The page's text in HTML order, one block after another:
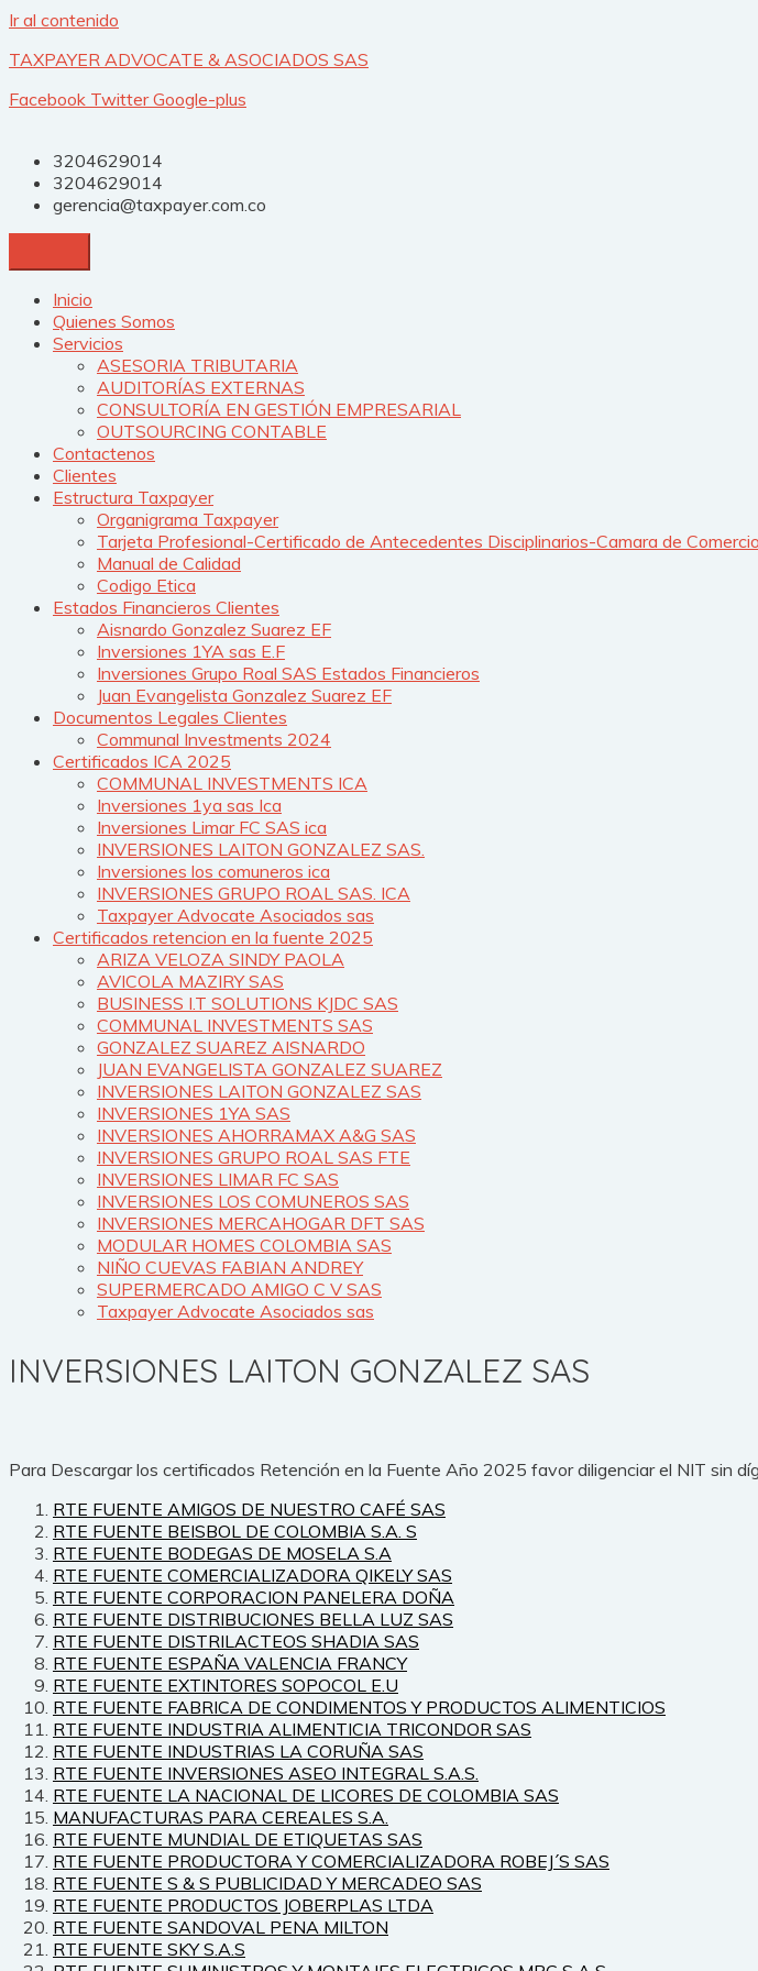
Ir al contenido
TAXPAYER ADVOCATE & ASOCIADOS SAS
Facebook Twitter Google-plus
3204629014
3204629014
gerencia@taxpayer.com.co
Inicio
Quienes Somos
Servicios
ASESORIA TRIBUTARIA
AUDITORÍAS EXTERNAS
CONSULTORÍA EN GESTIÓN EMPRESARIAL
OUTSOURCING CONTABLE
Contactenos
Clientes
Estructura Taxpayer
Organigrama Taxpayer
Tarjeta Profesional-Certificado de Antecedentes Disciplinarios-Camara de Comercio
Manual de Calidad
Codigo Etica
Estados Financieros Clientes
Aisnardo Gonzalez Suarez EF
Inversiones 1YA sas E.F
Inversiones Grupo Roal SAS Estados Financieros
Juan Evangelista Gonzalez Suarez EF
Documentos Legales Clientes
Communal Investments 2024
Certificados ICA 2025
COMMUNAL INVESTMENTS ICA
Inversiones 1ya sas Ica
Inversiones Limar FC SAS ica
INVERSIONES LAITON GONZALEZ SAS.
Inversiones los comuneros ica
INVERSIONES GRUPO ROAL SAS. ICA
Taxpayer Advocate Asociados sas
Certificados retencion en la fuente 2025
ARIZA VELOZA SINDY PAOLA
AVICOLA MAZIRY SAS
BUSINESS I.T SOLUTIONS KJDC SAS
COMMUNAL INVESTMENTS SAS
GONZALEZ SUAREZ AISNARDO
JUAN EVANGELISTA GONZALEZ SUAREZ
INVERSIONES LAITON GONZALEZ SAS
INVERSIONES 1YA SAS
INVERSIONES AHORRAMAX A&G SAS
INVERSIONES GRUPO ROAL SAS FTE
INVERSIONES LIMAR FC SAS
INVERSIONES LOS COMUNEROS SAS
INVERSIONES MERCAHOGAR DFT SAS
MODULAR HOMES COLOMBIA SAS
NIÑO CUEVAS FABIAN ANDREY
SUPERMERCADO AMIGO C V SAS
Taxpayer Advocate Asociados sas
INVERSIONES LAITON GONZALEZ SAS
Para Descargar los certificados Retención en la Fuente Año 2025 favor diligenciar el NIT sin
RTE FUENTE AMIGOS DE NUESTRO CAFÉ SAS
RTE FUENTE BEISBOL DE COLOMBIA S.A. S
RTE FUENTE BODEGAS DE MOSELA S.A
RTE FUENTE COMERCIALIZADORA QIKELY SAS
RTE FUENTE CORPORACION PANELERA DOÑA
RTE FUENTE DISTRIBUCIONES BELLA LUZ SAS
RTE FUENTE DISTRILACTEOS SHADIA SAS
RTE FUENTE ESPAÑA VALENCIA FRANCY
RTE FUENTE EXTINTORES SOPOCOL E.U
RTE FUENTE FABRICA DE CONDIMENTOS Y PRODUCTOS ALIMENTICIOS
RTE FUENTE INDUSTRIA ALIMENTICIA TRICONDOR SAS
RTE FUENTE INDUSTRIAS LA CORUÑA SAS
RTE FUENTE INVERSIONES ASEO INTEGRAL S.A.S.
RTE FUENTE LA NACIONAL DE LICORES DE COLOMBIA SAS
MANUFACTURAS PARA CEREALES S.A.
RTE FUENTE MUNDIAL DE ETIQUETAS SAS
RTE FUENTE PRODUCTORA Y COMERCIALIZADORA ROBEJ´S SAS
RTE FUENTE S & S PUBLICIDAD Y MERCADEO SAS
RTE FUENTE PRODUCTOS JOBERPLAS LTDA
RTE FUENTE SANDOVAL PENA MILTON
RTE FUENTE SKY S.A.S